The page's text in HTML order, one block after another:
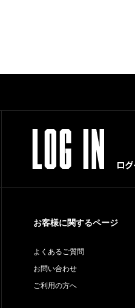
お客様に関するページ
よくあるご質問
お問い合わせ
ご利用の方へ